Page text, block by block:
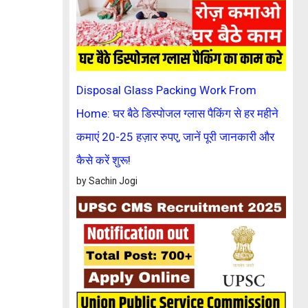
Disposal Glass Packing Work From
Home: घर बैठे डिस्पोजल ग्लास पैकिंग से हर महीने
कमाएं 20-25 हज़ार रुपए, जानें पूरी जानकारी और
कैसे करें शुरू!
by Sachin Jogi